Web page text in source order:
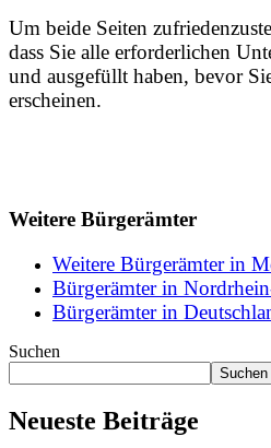
Um beide Seiten
dass Sie alle erforderlichen
und ausgefüllt haben, bevor
erscheinen.
Weitere Bürgerämter
Weitere Bürgerämter in
Bürgerämter in
Bürgerämter in
Suchen
Suchen
Neueste Beiträge